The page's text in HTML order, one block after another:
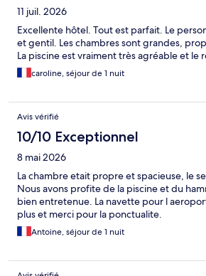
11 juil. 2026
Excellente hôtel. Tout est parfait. Le
et gentil. Les chambres sont grandes,
La piscine est vraiment très agréable et le
caroline, séjour de 1 nuit
Avis vérifié
10/10 Exceptionnel
8 mai 2026
La chambre etait propre et spacieuse, le
Nous avons profite de la piscine et du
bien entretenue. La navette pour l
plus et merci pour la ponctualite.
Antoine, séjour de 1 nuit